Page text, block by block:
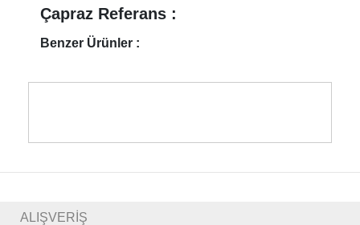
Çapraz Referans :
Benzer Ürünler :
ALIŞVERİŞ